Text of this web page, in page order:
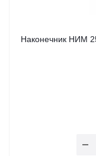
Наконечник НИМ